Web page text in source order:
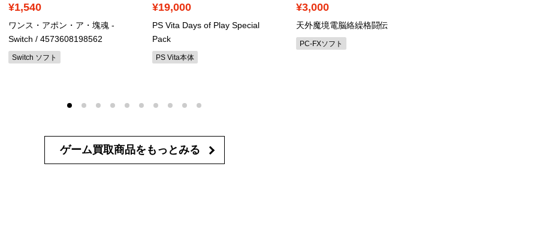
¥1,540
ワンス・アポン・ア・塊魂 -
Switch / 4573608198562
Switch ソフト
¥19,000
PS Vita Days of Play Special
Pack
PS Vita本体
¥3,000
天外魔境電脳絡繰格闘伝
PC-FXソフト
ゲーム買取商品を もっとみる